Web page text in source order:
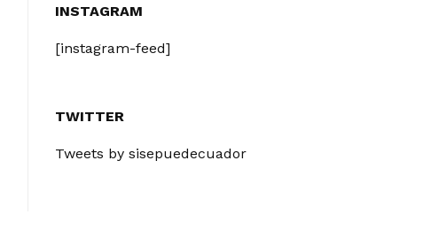
INSTAGRAM
[instagram-feed]
TWITTER
Tweets by sisepuedecuador